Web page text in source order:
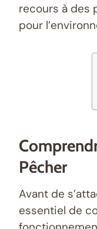
recours à des
pour
Pêcher
Avant de
essentiel de